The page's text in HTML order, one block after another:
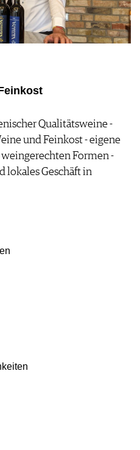
Qualitätsweine -
und Feinkost - eigene
Formen -
lokales Geschäft in